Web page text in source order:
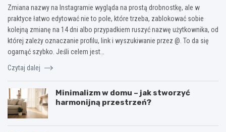
Zmiana nazwy na Instagramie wygląda na prostą drobnostkę, ale w
praktyce łatwo edytować nie to pole, które trzeba, zablokować sobie
kolejną zmianę na 14 dni albo przypadkiem ruszyć nazwę użytkownika, od
której zależy oznaczanie profilu, link i wyszukiwanie przez @. To da się
ogarnąć szybko. Jeśli celem jest…
Czytaj dalej
Minimalizm w domu – jak stworzyć
harmonijną przestrzeń?